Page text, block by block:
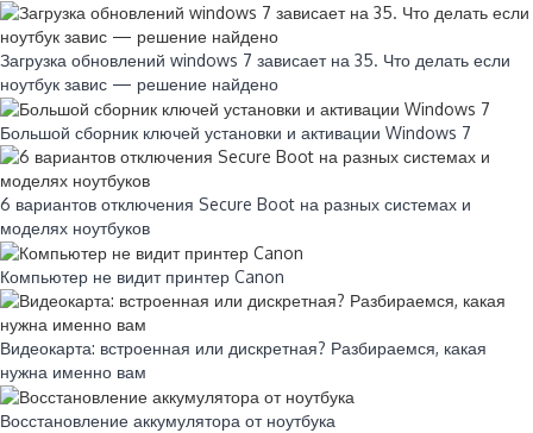
Загрузка обновлений windows 7 зависает на 35. Что делать если
ноутбук завис — решение найдено
Большой сборник ключей установки и активации Windows 7
6 вариантов отключения Secure Boot на разных системах и
моделях ноутбуков
Компьютер не видит принтер Canon
Видеокарта: встроенная или дискретная? Разбираемся, какая
нужна именно вам
Восстановление аккумулятора от ноутбука